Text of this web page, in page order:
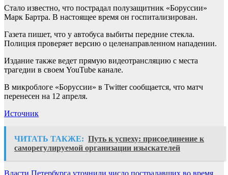
Стало известно, что пострадал полузащитник «Боруссии»
Марк Бартра. В настоящее время он госпитализирован.
Газета пишет, что у автобуса выбиты передние стекла.
Полиция проверяет версию о целенаправленном нападении.
Издание также ведет прямую видеотрансляцию с места
трагедии в своем YouTube канале.
В микроблоге «Боруссии» в Twitter сообщается, что матч
перенесен на 12 апреля.
Источник
ЧИТАТЬ ТАКЖЕ: Путь к успеху: присоединение к
саморегулируемой организации изыскателей